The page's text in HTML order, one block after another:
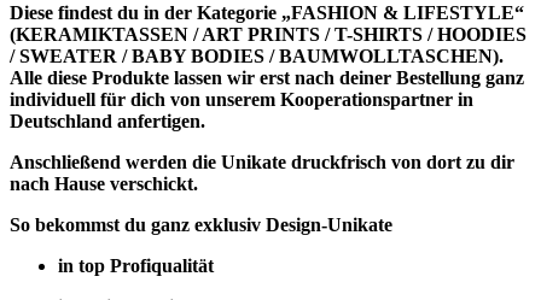
Diese findest du in der Kategorie „FASHION & LIFESTYLE“
(KERAMIKTASSEN / ART PRINTS / T-SHIRTS / HOODIES
/ SWEATER / BABY BODIES / BAUMWOLLTASCHEN).
Alle diese Produkte lassen wir erst nach deiner Bestellung ganz
individuell für dich von unserem Kooperationspartner in
Deutschland anfertigen.
Anschließend werden die Unikate druckfrisch von dort zu dir
nach Hause verschickt.
So bekommst du ganz exklusiv Design-Unikate
in top Profiqualität